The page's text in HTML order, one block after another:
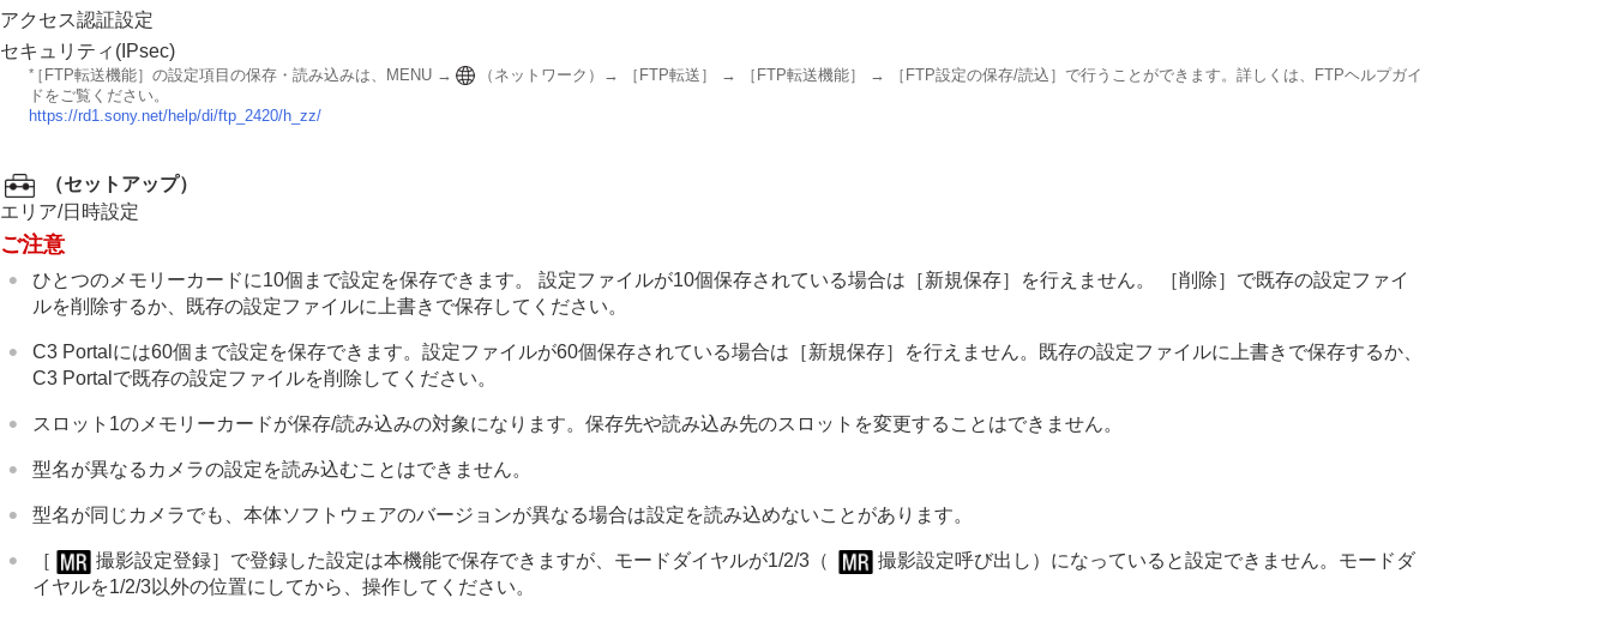
アクセス認証設定
セキュリティ(IPsec)
*［FTP転送機能］ の設定項目の保存・読み込みは、MENU → （ ネットワーク ）→ ［FTP転送］ → ［FTP転送機能］ → ［FTP設定の保存/読込］ で行うことができます。詳しくは、FTPヘルプガイ
ドをご覧ください。
https://rd1.sony.net/help/di/ftp_2420/h_zz/
（セットアップ）
エリア/日時設定
ご注意
ひとつのメモリーカードに10個まで設定を保存できます。 設定ファイルが10個保存されている場合は ［新規保存］ を行えません。 ［削除］ で既存の設定ファイ
ルを削除するか、既存の設定ファイルに上書きで保存してください。
C3 Portalには60個まで設定を保存できます。設定ファイルが60個保存されている場合は ［新規保存］ を行えません。既存の設定ファイルに上書きで保存するか、
C3 Portalで既存の設定ファイルを削除してください。
スロット1のメモリーカードが保存/読み込みの対象になります。保存先や読み込み先のスロットを変更することはできません。
型名が異なるカメラの設定を読み込むことはできません。
型名が同じカメラでも、本体ソフトウェアのバージョンが異なる場合は設定を読み込めないことがあります。
［ 撮影設定登録］ で登録した設定は本機能で保存できますが、モードダイヤルが1/2/3（ 撮影設定呼び出し ）になっていると設定できません。モードダ
イヤルを1/2/3以外の位置にしてから、操作してください。